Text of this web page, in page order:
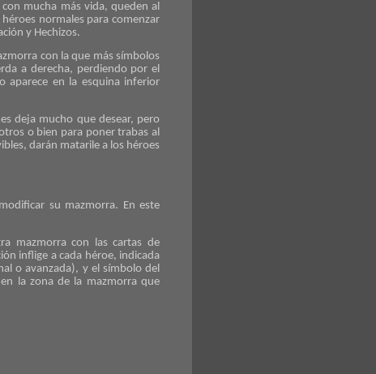
mucha más vida, queden al
normales para comenzar
y Hechizos.
con la que más símbolos
a derecha, perdiendo por el
aparece en la esquina inferior
deja mucho que desear, pero
o bien para poner trabas al
darán matarile a los héroes
su mazmorra. En este
mazmorra con las cartas de
inflige a cada héroe, indicada
o avanzada), y el símbolo del
la zona de la mazmorra que